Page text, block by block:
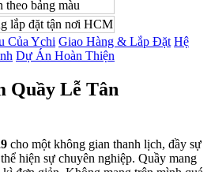
theo bảng màu
lắp đặt tận nơi HCM
Của Ychi Giao Hàng & Lắp Đặt Hệ
Dự Án Hoàn Thiện
Quầy Lễ Tân
cho một không gian thanh lịch, đầy sự
hiện sự chuyên nghiệp. Quầy mang